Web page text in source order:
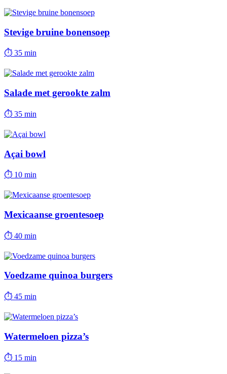
Stevige bruine bonensoep
⏱ 35 min
Salade met gerookte zalm
⏱ 35 min
Açai bowl
⏱ 10 min
Mexicaanse groentesoep
⏱ 40 min
Voedzame quinoa burgers
⏱ 45 min
Watermeloen pizza’s
⏱ 15 min